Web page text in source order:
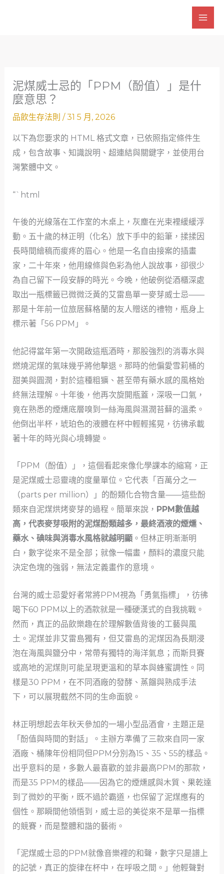
泥煤威士忌的「PPM（酚值）」是什
麼意思？
品飲生存法則 /31 5 月, 2026
以下為您要求的 HTML 格式文章，已依照指定條件生
成，包含故事、知識說明、超連結與關鍵字，並使用台
灣繁體中文。
“`html
午後的光線落在工作室的木桌上，灰塵在光束裡緩緩浮
動。五十歲的林正明（化名）放下手中的鉛筆，揉揉因
長時間繪稿而痠疼的眉心。他是一名自由接案的插畫
家，二十年來，他用線條與色彩為他人說故事，卻很少
為自己留下一段安靜的時光。今晚，他破例從酒櫃深處
取出一瓶標籤已微微泛黃的艾雷島單一麥芽威士忌——
那是十年前一位旅居蘇格蘭的友人贈送的禮物，瓶身上
標示著「56 PPM」。
他記得當年第一次開啟這瓶酒時，那股強烈的消毒水與
燃燒泥煤的氣味幾乎將他擊退。那時的他偏愛雪莉桶的
甜美與圓潤，對於這種粗獷、甚至帶有藥水感的風格始
終無法理解。十年後，他再次旋開瓶蓋，深吸一口氣，
竟在熟悉的煙燻底層嗅到一絲海風與濕潤苔蘚的溫柔。
他倒出半杯，琥珀色的液體在杯中輕輕搖晃，彷彿承載
著十年的時光與心境轉變。
「PPM（酚值）」，這個看起來像化學課本的縮寫，正
是泥煤威士忌靈魂的度量單位。它代表「百萬分之一
（parts per million）」的酚類化合物含量——這些酚
類來自泥煤烘烤麥芽的過程。簡單來說， PPM數值越
高，代表麥芽吸附的泥煤酚類越多，最終酒液的煙燻、
藥水、碘味與消毒水風格就越明顯。但林正明漸漸明
白，數字從來不是全部；就像一幅畫，顏料的濃度只能
決定色塊的強弱，無法定義畫作的意境。
台灣的威士忌愛好者常將PPM視為「勇氣指標」，彷彿
喝下60 PPM以上的酒款就是一種硬漢式的自我挑戰。
然而，真正的品飲樂趣在於理解數值背後的工藝與風
土。泥煤並非艾雷島獨有，但艾雷島的泥煤因為長期浸
泡在海風與鹽分中，常帶有獨特的海洋氣息；而斯貝賽
或高地的泥煤則可能呈現更溫和的草本與蜂蜜調性。同
樣是30 PPM，在不同酒廠的發酵、蒸餾與熟成手法
下，可以展現截然不同的生命面貌。
林正明想起去年秋天參加的一場小型品酒會，主題正是
「酚值與時間的對話」。主辦方準備了三款來自同一家
酒廠、桶陳年份相同但PPM分別為15、35、55的樣品。
出乎意料的是，多數人最喜歡的並非最高PPM的那款，
而是35 PPM的樣品——因為它的煙燻感與木質、果乾達
到了微妙的平衡，既不過於霸道，也保留了泥煤應有的
個性。那瞬間他領悟到，威士忌的美從來不是單一指標
的競賽，而是整體和諧的藝術。
「泥煤威士忌的PPM就像音樂裡的和聲，數字只是譜上
的記號，真正的旋律在杯中，在呼吸之間。」他輕聲對